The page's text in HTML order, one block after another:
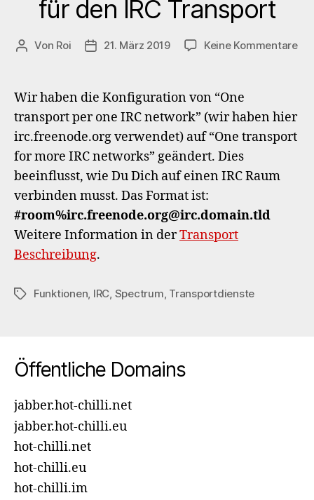
für den IRC Transport
Beitragsautor
Von Roi Veröffentlichungsdatum
21. März 2019 Keine Kommentarezu
Wir haben die Konfiguration von “One
transport per one IRC network” (wir haben hier
irc.freenode.org verwendet) auf “One transport
for more IRC networks” geändert. Dies
beeinflusst, wie Du Dich auf einen IRC Raum
verbinden musst. Das Format ist:
#room%irc.freenode.org@irc.domain.tld
Weitere Information in derTransport
Beschreibung.
Schlagwörter
Funktionen, IRC, Spectrum, Transportdienste
Öffentliche Domains
jabber.hot-chilli.net
jabber.hot-chilli.eu
hot-chilli.net
hot-chilli.eu
hot-chilli.im